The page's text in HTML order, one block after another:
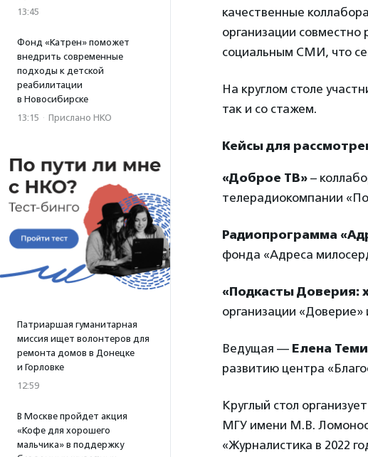
13:45
Фонд «Катрен» поможет
внедрить современные
подходы к детской
реабилитации
в Новосибирске
13:15 · Прислано НКО
Патриаршая гуманитарная
миссия ищет волонтеров для
ремонта домов в Донецке
и Горловке
12:59
В Москве пройдет акция
«Кофе для хорошего
мальчика» в поддержку
качественные
организации
социальным СМИ, что
На круглом столе
так и со стажем.
Кейсы для
«Доброе ТВ» –
телерадиокомпании
Радиопрограмма
фонда «Адреса
«Подкасты Доверия:
организации «Доверие»
Ведущая — Елена
развитию центра
Круглый стол
МГУ имени М.В.
«Журналистика в 2022